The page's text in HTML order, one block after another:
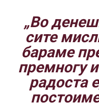
„Во
сите
бараме
премногу
радоста